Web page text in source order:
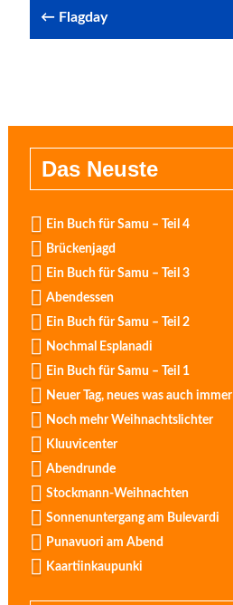
← Flagday
Das Neuste
Ein Buch für Samu – Teil 4
Brückenjagd
Ein Buch für Samu – Teil 3
Abendessen
Ein Buch für Samu – Teil 2
Nochmal Esplanadi
Ein Buch für Samu – Teil 1
Neuer Tag, neues was auch immer
Noch mehr Weihnachtslichter
Kluuvicenter
Abendrunde
Stockmann-Weihnachten
Sonnenuntergang am Bulevardi
Punavuori am Abend
Kaartiinkaupunki